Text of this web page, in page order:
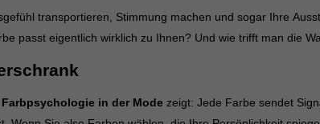
transportieren, Stimmung machen und sogar Ihre
passt eigentlich wirklich zu Ihnen? Und wie trifft man die
Farbpsychologie in der Mode zeigt: Jede Farbe sendet